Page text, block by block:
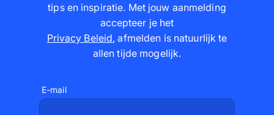
tips en inspiratie. Met jouw aanmelding
accepteer je het
Privacy Beleid,afmelden is natuurlijk te
allen tijde mogelijk.
E-mail